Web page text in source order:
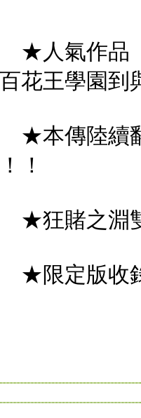
氣作品《
花王學園到
傳陸續翻
！
賭之淵雙
定版收錄